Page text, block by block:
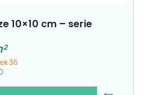
10×10 cm – serie
36